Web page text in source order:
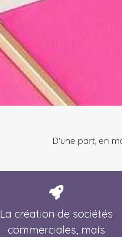
D'une part, en
La création de sociétés
commerciales, mais